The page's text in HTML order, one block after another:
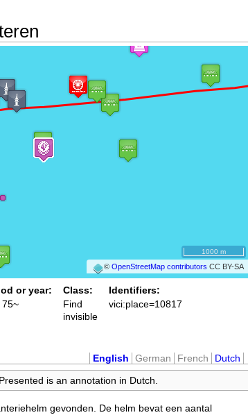
©OpenStreetMap contributors CC BY-SA
1000 m
or year:
75~
Class:
Find
invisible
Identifiers:
vici:place=10817
English German French
Dutch
is an annotation in Dutch.
gevonden. De helm bevat een aantal